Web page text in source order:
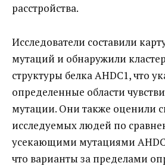
расстройства.
Исследователи составили
мутаций и обнаружили
структуры белка AHDC1, что
определенные области
мутации. Они также оценили
исследуемых людей по
усекающими мутациями
что варианты за пределами